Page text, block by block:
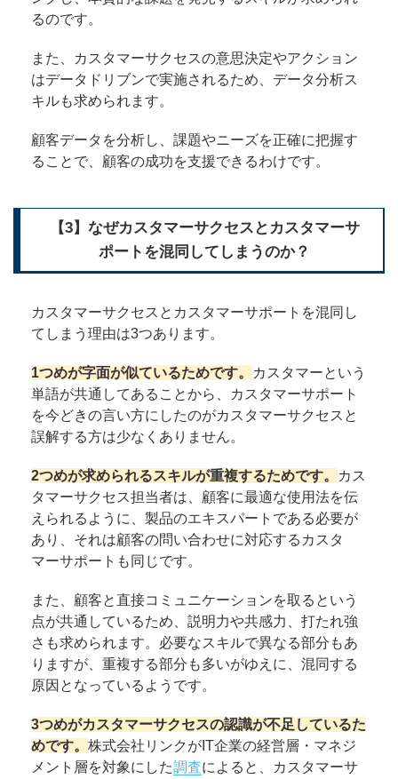
るのです。
また、カスタマーサクセスの意思決定やアクション
はデータドリブンで実施されるため、データ分析ス
キルも求められます。
顧客データを分析し、課題やニーズを正確に把握す
ることで、顧客の成功を支援できるわけです。
【3】なぜカスタマーサクセスとカスタマーサ
ポートを混同してしまうのか？
カスタマーサクセスとカスタマーサポートを混同し
てしまう理由は3つあります。
1つめが字面が似ているためです。
カスタマーという
単語が共通してあることから、カスタマーサポート
を今どきの言い方にしたのがカスタマーサクセスと
誤解する方は少なくありません。
2つめが求められるスキルが重複するためです。
カス
タマーサクセス担当者は、顧客に最適な使用法を伝
えられるように、製品のエキスパートである必要が
あり、それは顧客の問い合わせに対応するカスタ
マーサポートも同じです。
また、顧客と直接コミュニケーションを取るという
点が共通しているため、説明力や共感力、打たれ強
さも求められます。必要なスキルで異なる部分もあ
りますが、重複する部分も多いがゆえに、混同する
原因となっているようです。
3つめがカスタマーサクセスの認識が不足しているた
めです。 株式会社リンクがIT企業の経営層・マネジ
メント層を対象にした調査によると、カスタマーサ